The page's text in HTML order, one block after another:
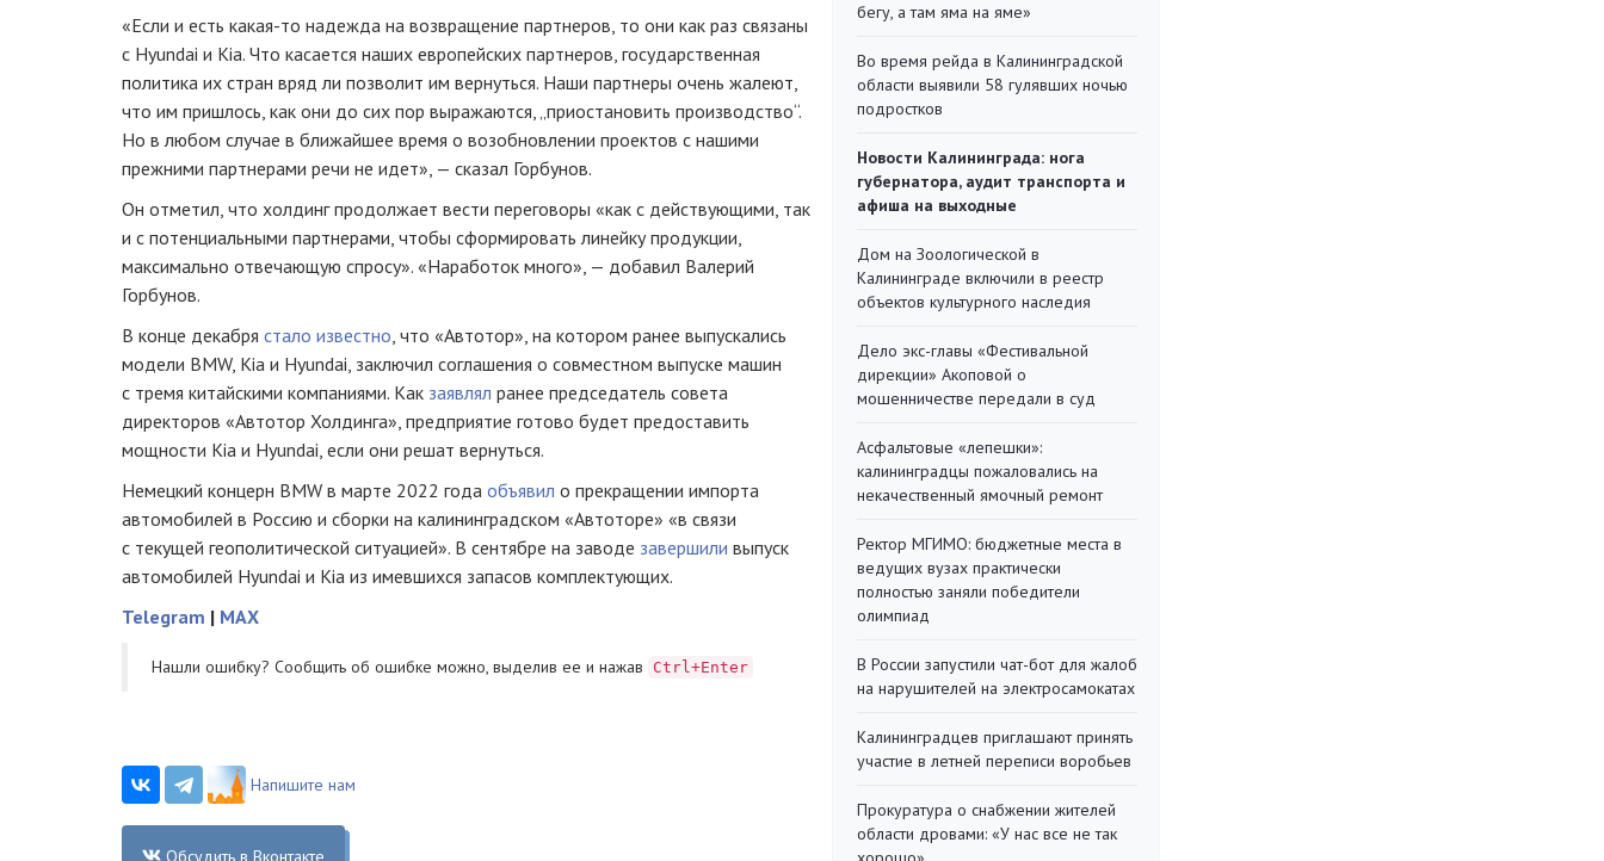
«Если и есть какая-то надежда на возвращение партнеров, то они как раз связаны
с Hyundai и Kia. Что касается наших европейских партнеров, государственная
политика их стран вряд ли позволит им вернуться. Наши партнеры очень жалеют,
что им пришлось, как они до сих пор выражаются, „приостановить производство“.
Но в любом случае в ближайшее время о возобновлении проектов с нашими
прежними партнерами речи не идет», — сказал Горбунов.
Он отметил, что холдинг продолжает вести переговоры «как с действующими, так
и с потенциальными партнерами, чтобы сформировать линейку продукции,
максимально отвечающую спросу». «Наработок много», — добавил Валерий
Горбунов.
В конце декабря стало известно , что «Автотор», на котором ранее выпускались
модели BMW, Kia и Hyundai, заключил соглашения о совместном выпуске машин
с тремя китайскими компаниями. Как заявлял ранее председатель совета
директоров «Автотор Холдинга», предприятие готово будет предоставить
мощности Kia и Hyundai, если они решат вернуться.
Немецкий концерн BMW в марте 2022 года объявил о прекращении импорта
автомобилей в Россию и сборки на калининградском «Автоторе» «в связи
с текущей геополитической ситуацией». В сентябре на заводе завершили выпуск
автомобилей Hyundai и Kia из имевшихся запасов комплектующих.
Telegram | MAX
Нашли ошибку? Cообщить об ошибке можно, выделив ее и нажав Ctrl+Enter
Напишите нам
Обсудить в Вконтакте
бегу, а там яма на яме»
Во время рейда в Калининградской
области выявили 58 гулявших ночью
подростков
Новости Калининграда: нога
губернатора, аудит транспорта и
афиша на выходные
Дом на Зоологической в
Калининграде включили в реестр
объектов культурного наследия
Дело экс-главы «Фестивальной
дирекции» Акоповой о
мошенничестве передали в суд
Асфальтовые «лепешки»:
калининградцы пожаловались на
некачественный ямочный ремонт
Ректор МГИМО: бюджетные места в
ведущих вузах практически
полностью заняли победители
олимпиад
В России запустили чат-бот для жалоб
на нарушителей на электросамокатах
Калининградцев приглашают принять
участие в летней переписи воробьев
Прокуратура о снабжении жителей
области дровами: «У нас все не так